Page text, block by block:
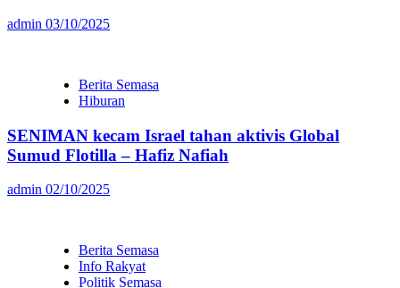
admin 03/10/2025
Berita Semasa
Hiburan
SENIMAN kecam Israel tahan aktivis Global
Sumud Flotilla – Hafiz Nafiah
admin 02/10/2025
Berita Semasa
Info Rakyat
Politik Semasa